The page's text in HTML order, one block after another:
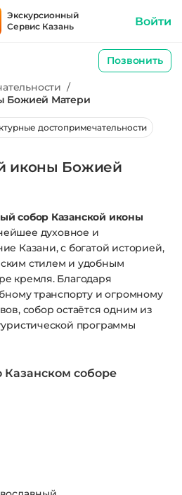
Позвонить
Экскурсионный
Сервис Казань
Войти
/
Божией Матери
достопримечательности
иконы Божией
собор Казанской иконы
духовное и
Казани, с богатой историей,
стилем и удобным
кремля. Благодаря
транспорту и огромному
собор остаётся одним из
программы
соборе